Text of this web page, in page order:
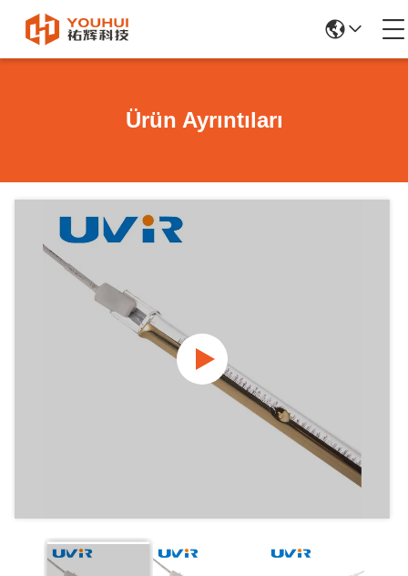
Ürün Ayrıntıları